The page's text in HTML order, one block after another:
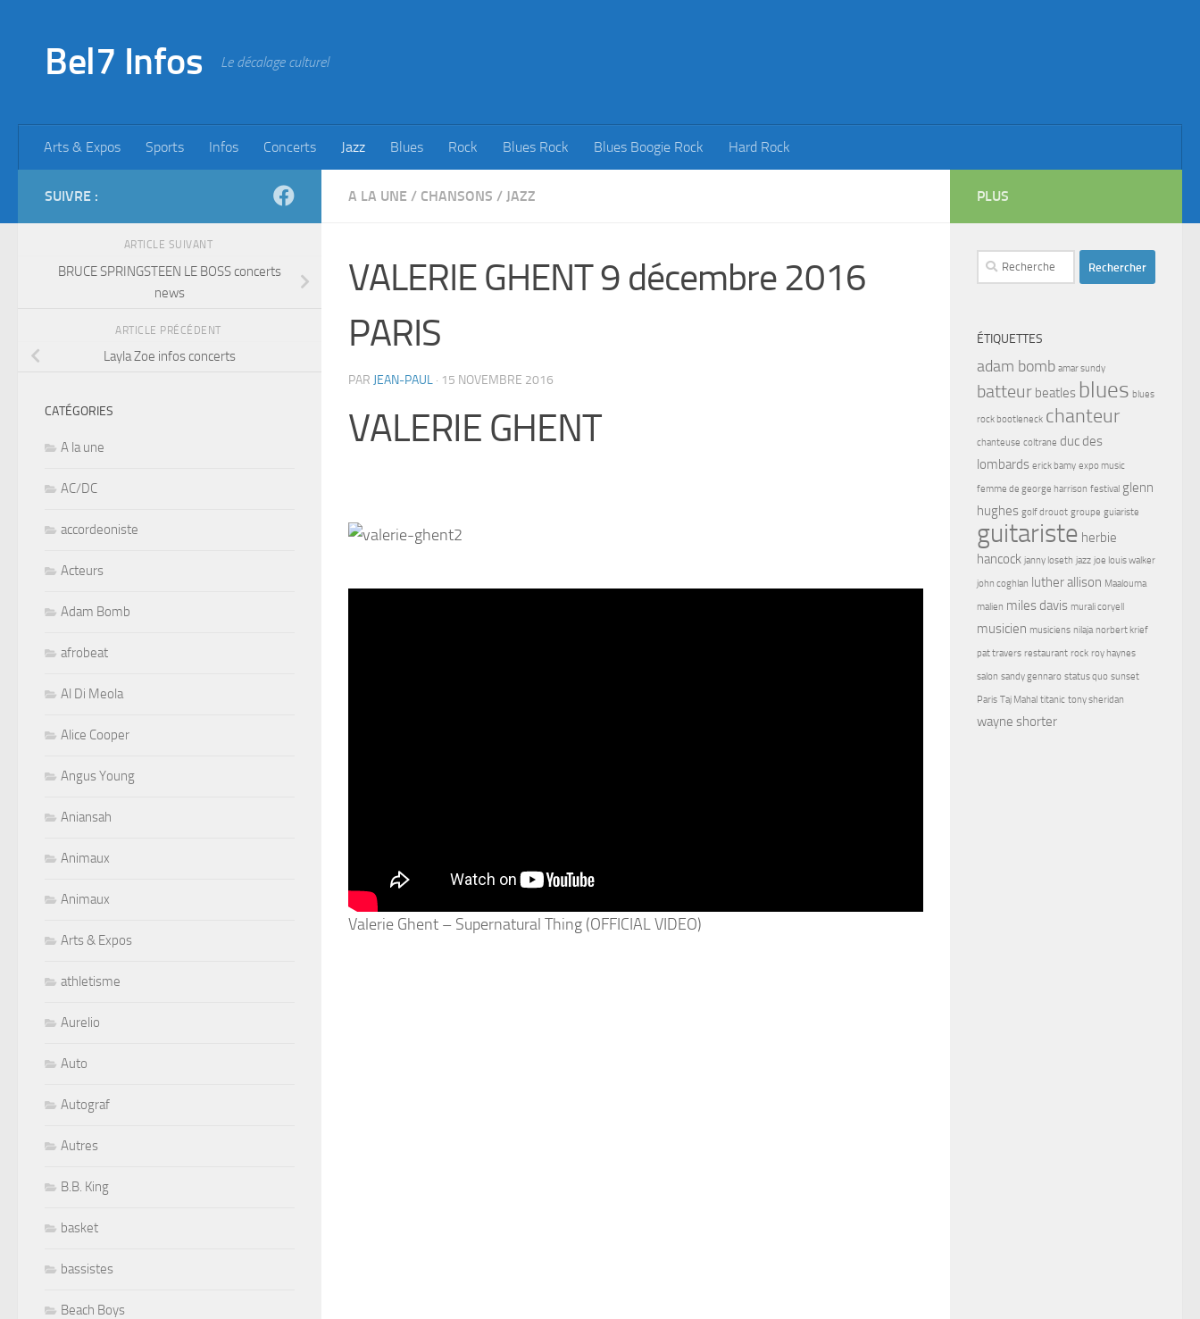
Bel7 Infos Le décalage culturel
Arts & Expos Sports Infos Concerts Jazz Blues Rock Blues Rock Blues Boogie Rock Hard Rock
A LA UNE / CHANSONS / JAZZ
VALERIE GHENT 9 décembre 2016
PARIS
PAR JEAN-PAUL · 15 NOVEMBRE 2016
VALERIE GHENT
Valerie Ghent – Supernatural Thing (OFFICIAL VIDEO)
SUIVRE :
ARTICLE SUIVANT
BRUCE SPRINGSTEEN LE BOSS concerts
news
ARTICLE PRÉCÉDENT
Layla Zoe infos concerts
CATÉGORIES
A la une
AC/DC
accordeoniste
Acteurs
Adam Bomb
afrobeat
Al Di Meola
Alice Cooper
Angus Young
Aniansah
Animaux
Animaux
Arts & Expos
athletisme
Aurelio
Auto
Autograf
Autres
B.B. King
basket
bassistes
Beach Boys
PLUS
Rechercher :
ÉTIQUETTES
adam bomb amar sundy
batteur beatles blues blues
rock bootleneck chanteur
chanteuse coltrane duc des
lombards erick bamy expo music
femme de george harrison festival glenn
hughes golf drouot groupe guiariste
guitariste herbie
hancock janny loseth jazz joe louis walker
john coghlan luther allison Maalouma
malien miles davis murali coryell
musicien musiciens nilaja norbert krief
pat travers restaurant rock roy haynes
salon sandy gennaro status quo sunset
Paris Taj Mahal titanic tony sheridan
wayne shorter